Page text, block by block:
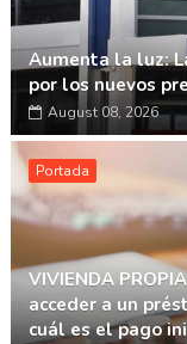
Aumenta la luz:
por los nuevos
August 08, 2026
Portada
VIVIENDA
acceder a un
cuál es el pago